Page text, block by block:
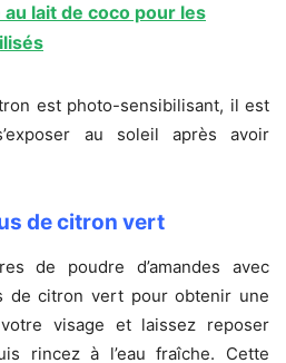
au lait de coco pour les
est photo-sensibilisant, il est
au soleil après avoir
de citron vert
de poudre d’amandes avec
de citron vert pour obtenir une
visage et laissez reposer
rincez à l’eau fraîche. Cette